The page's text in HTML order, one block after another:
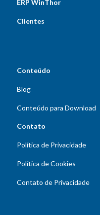
ERP WinThor
Clientes
Conteúdo
Blog
Conteúdo para Download
Contato
Política de Privacidade
Política de Cookies
Contato de Privacidade